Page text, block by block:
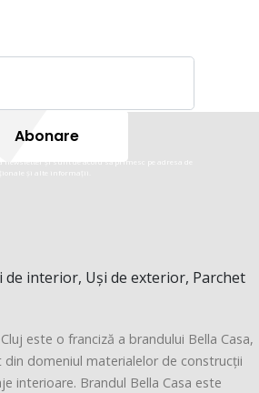
Abonare
newsletter și sunt de acord să primesc pe adresa de
și alte informații.
este o franciză a brandului Bella Casa,
domeniul materialelor de construcții
interioare. Brandul Bella Casa este